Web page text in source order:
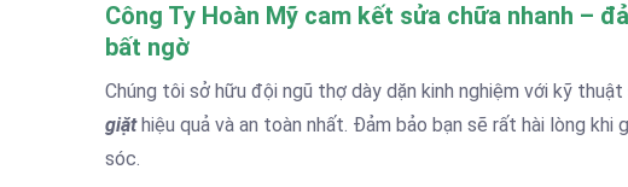
Công Ty Hoàn Mỹ cam kết sửa chữa nhanh –
bất ngờ
Chúng tôi sở hữu đội ngũ thợ dày dặn kinh nghiệm với kỹ
giặthiệu quả và an toàn nhất. Đảm bảo bạn sẽ rất hài lòng
sóc.